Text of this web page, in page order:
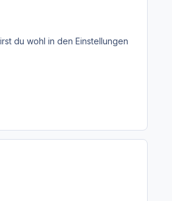
du wohl in den Einstellungen